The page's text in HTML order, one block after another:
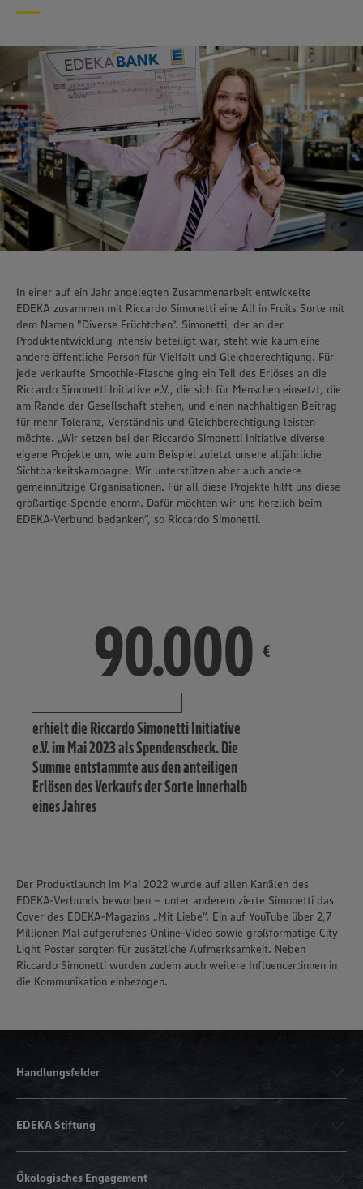
In einer auf ein Jahr angelegten Zusammenarbeit entwickelte
EDEKA zusammen mit Riccardo Simonetti eine All in Fruits Sorte mit
dem Namen "Diverse Früchtchen". Simonetti, der an der
Produktentwicklung intensiv beteiligt war, steht wie kaum eine
andere öffentliche Person für Vielfalt und Gleichberechtigung. Für
jede verkaufte Smoothie-Flasche ging ein Teil des Erlöses an die
Riccardo Simonetti Initiative e.V., die sich für Menschen einsetzt, die
am Rande der Gesellschaft stehen, und einen nachhaltigen Beitrag
für mehr Toleranz, Verständnis und Gleichberechtigung leisten
möchte. „Wir setzen bei der Riccardo Simonetti Initiative diverse
eigene Projekte um, wie zum Beispiel zuletzt unsere alljährliche
Sichtbarkeitskampagne. Wir unterstützen aber auch andere
gemeinnützige Organisationen. Für all diese Projekte hilft uns diese
großartige Spende enorm. Dafür möchten wir uns herzlich beim
EDEKA-Verbund bedanken“, so Riccardo Simonetti.
90.000
90.000 €
erhielt die Riccardo Simonetti Initiative
e.V. im Mai 2023 als Spendenscheck. Die
Summe entstammte aus den anteiligen
Erlösen des Verkaufs der Sorte innerhalb
eines Jahres
Der Produktlaunch im Mai 2022 wurde auf allen Kanälen des
EDEKA-Verbunds beworben – unter anderem zierte Simonetti das
Cover des EDEKA-Magazins „Mit Liebe“. Ein auf YouTube über 2,7
Millionen Mal aufgerufenes Online-Video sowie großformatige City
Light Poster sorgten für zusätzliche Aufmerksamkeit. Neben
Riccardo Simonetti wurden zudem auch weitere Influencer:innen in
die Kommunikation einbezogen.
Handlungsfelder
EDEKA Stiftung
Ökologisches Engagement